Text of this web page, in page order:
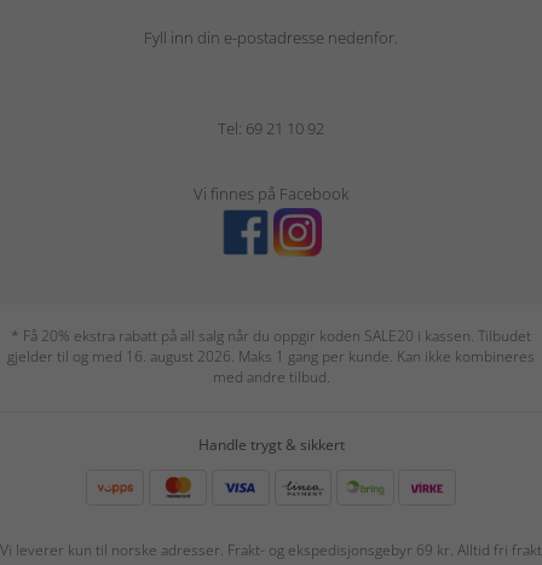
Fyll inn din e-postadresse nedenfor.
Tel: 69 21 10 92
Vi finnes på Facebook
* Få 20% ekstra rabatt på all salg når du oppgir koden SALE20 i kassen. Tilbudet
gjelder til og med 16. august 2026. Maks 1 gang per kunde. Kan ikke kombineres
med andre tilbud.
Handle trygt & sikkert
Vi leverer kun til norske adresser. Frakt- og ekspedisjonsgebyr 69 kr. Alltid fri frakt